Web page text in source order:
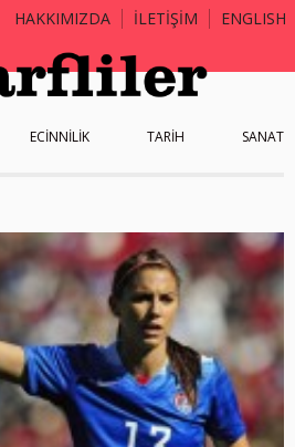
HAKKIMIZDA İLETİŞİM ENGLISH
ECİNNİLİK TARİH SANAT